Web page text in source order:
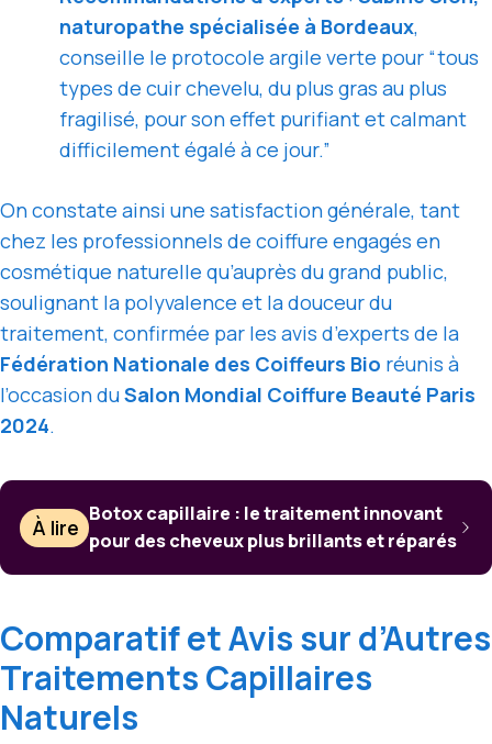
naturopathe spécialisée à Bordeaux,
conseille le protocole argile verte pour “tous
types de cuir chevelu, du plus gras au plus
fragilisé, pour son effet purifiant et calmant
difficilement égalé à ce jour.”
On constate ainsi une satisfaction générale, tant
chez les professionnels de coiffure engagés en
cosmétique naturelle qu’auprès du grand public,
soulignant la polyvalence et la douceur du
traitement, confirmée par les avis d’experts de la
Fédération Nationale des Coiffeurs Bio réunis à
l’occasion duSalon Mondial Coiffure Beauté Paris
2024.
À lire
Botox capillaire : le traitement innovant
pour des cheveux plus brillants et réparés
Comparatif et Avis sur d’Autres
Traitements Capillaires
Naturels